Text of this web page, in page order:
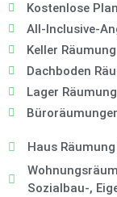
Kostenlose
All-Inclusive-
Keller Räumung
Dachboden
Lager Räumung
Haus
Sozialbau-,